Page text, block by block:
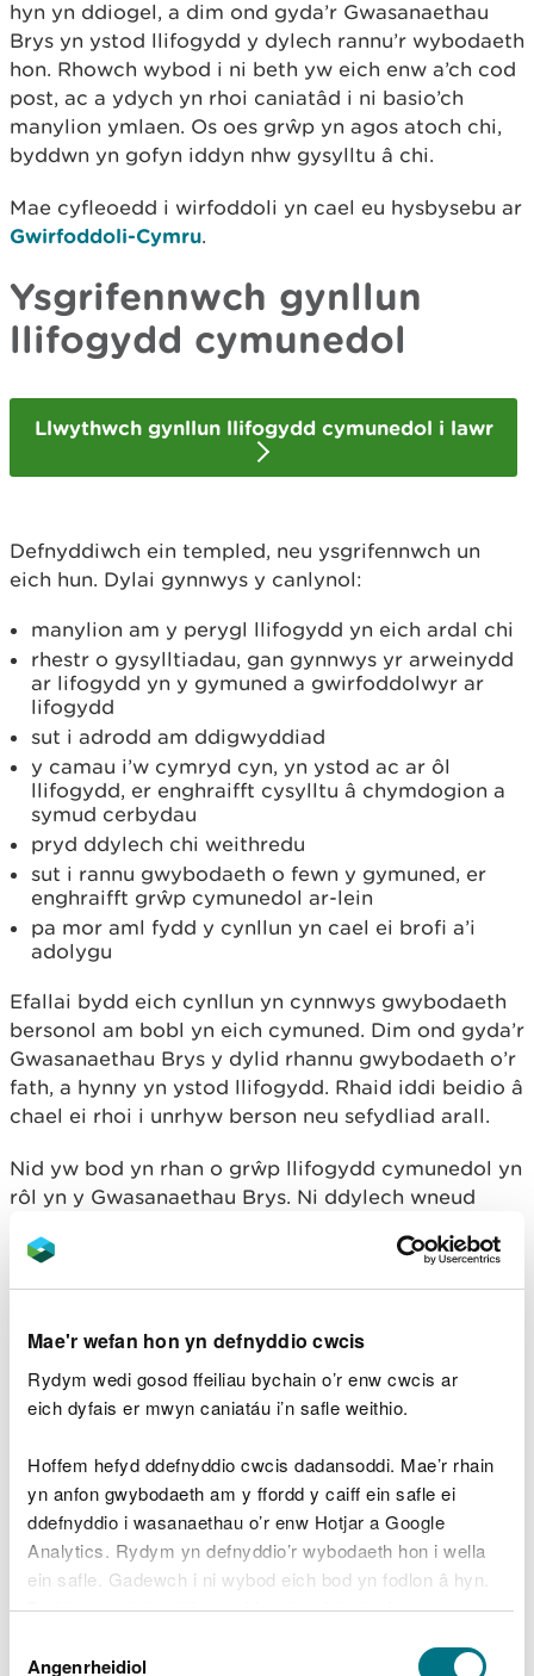
Mae'r wefan hon yn defnyddio cwcis
Rydym wedi gosod ffeiliau bychain o’r enw cwcis ar
eich dyfais er mwyn caniatáu i’n safle weithio.
Hoffem hefyd ddefnyddio cwcis dadansoddi. Mae’r rhain
yn anfon gwybodaeth am y ffordd y caiff ein safle ei
ddefnyddio i wasanaethau o’r enw Hotjar a Google
Analytics. Rydym yn defnyddio’r wybodaeth hon i wella
ein safle. Gadewch i ni wybod eich bod yn fodlon â hyn.
Byddwn yn defnyddio cwci i gadw eich dewis.
Gellirdarllen mwy am ein cwcis cyn i chi ddewis.
Caniatâd
Angenrheidiol
hyn yn ddiogel, a dim ond gyda’r Gwasanaethau
Brys yn ystod llifogydd y dylech rannu’r wybodaeth
hon. Rhowch wybod i ni beth yw eich enw a’ch cod
post, ac a ydych yn rhoi caniatâd i ni basio’ch
manylion ymlaen. Os oes grŵp yn agos atoch chi,
byddwn yn gofyn iddyn nhw gysylltu â chi.
Mae cyfleoedd i wirfoddoli yn cael eu hysbysebu ar
Gwirfoddoli-Cymru.
Ysgrifennwch gynllun
llifogydd cymunedol
Llwythwch gynllun llifogydd cymunedol i lawr
Defnyddiwch ein templed, neu ysgrifennwch un
eich hun. Dylai gynnwys y canlynol:
manylion am y perygl llifogydd yn eich ardal chi
rhestr o gysylltiadau, gan gynnwys yr arweinydd
ar lifogydd yn y gymuned a gwirfoddolwyr ar
lifogydd
sut i adrodd am ddigwyddiad
y camau i’w cymryd cyn, yn ystod ac ar ôl
llifogydd, er enghraifft cysylltu â chymdogion a
symud cerbydau
pryd ddylech chi weithredu
sut i rannu gwybodaeth o fewn y gymuned, er
enghraifft grŵp cymunedol ar-lein
pa mor aml fydd y cynllun yn cael ei brofi a’i
adolygu
Efallai bydd eich cynllun yn cynnwys gwybodaeth
bersonol am bobl yn eich cymuned. Dim ond gyda’r
Gwasanaethau Brys y dylid rhannu gwybodaeth o’r
fath, a hynny yn ystod llifogydd. Rhaid iddi beidio â
chael ei rhoi i unrhyw berson neu sefydliad arall.
Nid yw bod yn rhan o grŵp llifogydd cymunedol yn
rôl yn y Gwasanaethau Brys. Ni ddylech wneud
pobl eraill mewn perygl.
Cymorth i grwpiau
llifogydd
Mae gan y Fforwm Llifogydd Cenedlaethol
ganllaw ar gyfer grwpiau llifogydd
MaeCyngor Gweithredu Gwirfoddol Cymru
(CGGC)
yn cynnig cyrsiau a help gyda chyllid
MaeFuture Learnyn cynnig cyrsiau am ddim ac
gyda hyfforddiant, arweiniad ar gyllid a sut i